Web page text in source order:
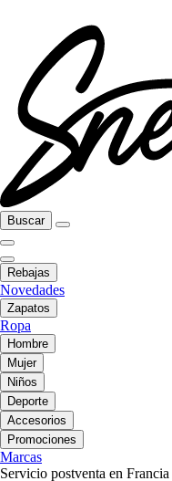
Buscar
Rebajas
Novedades
Zapatos
Ropa
Hombre
Mujer
Niños
Deporte
Accesorios
Promociones
Marcas
Servicio postventa en Francia